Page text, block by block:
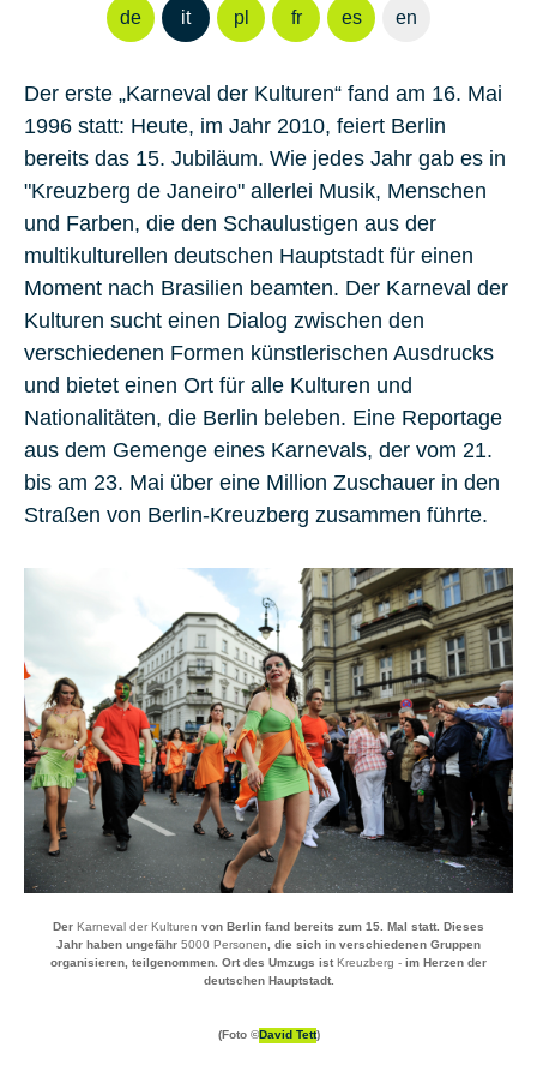
de it pl fr es en
Der erste „Karneval der Kulturen“ fand am 16. Mai
1996 statt: Heute, im Jahr 2010, feiert Berlin
bereits das 15. Jubiläum. Wie jedes Jahr gab es in
"Kreuzberg de Janeiro" allerlei Musik, Menschen
und Farben, die den Schaulustigen aus der
multikulturellen deutschen Hauptstadt für einen
Moment nach Brasilien beamten. Der Karneval der
Kulturen sucht einen Dialog zwischen den
verschiedenen Formen künstlerischen Ausdrucks
und bietet einen Ort für alle Kulturen und
Nationalitäten, die Berlin beleben. Eine Reportage
aus dem Gemenge eines Karnevals, der vom 21.
bis am 23. Mai über eine Million Zuschauer in den
Straßen von Berlin-Kreuzberg zusammen führte.
Der Karneval der Kulturen von Berlin fand bereits zum 15. Mal statt. Dieses
Jahr haben ungefähr 5000 Personen , die sich in verschiedenen Gruppen
organisieren, teilgenommen. Ort des Umzugs ist Kreuzberg - im Herzen der
deutschen Hauptstadt.
(Foto ©David Tett)